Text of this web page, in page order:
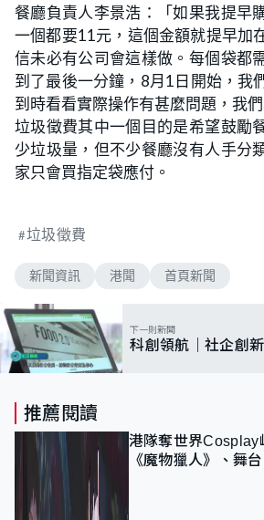
餐廳負責人李景浩：「如果我提早
一個都要11元，這個金額就提早加
信未必有公司會這樣做。每個袋都
到了最後一分鐘，8月1日開始，我
到時看看實際操作有甚麼問題，我們
垃圾徵費其中一個目的是希望鼓勵
少垃圾量，但不少餐廳沒有人手分
家只會買指定袋應付。
垃圾徵費
新聞資訊 港聞 首頁新聞
下一則新聞
科創領航｜社企創新
推薦閱讀
港隊奪世界
《魔物獵人》、舞